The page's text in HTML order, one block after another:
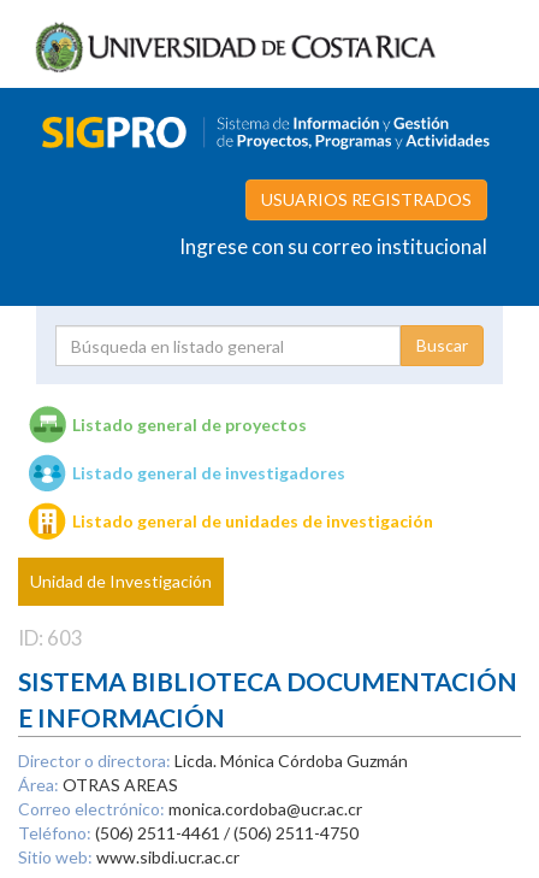
USUARIOS REGISTRADOS
Ingrese con su correo institucional
Unidades de investigación
Listado general de proyectos
Listado general de investigadores
Listado general de unidades de investigación
Unidad de Investigación
ID: 603
SISTEMA BIBLIOTECA DOCUMENTACIÓN
E INFORMACIÓN
Director o directora: Licda. Mónica Córdoba Guzmán
Área: OTRAS AREAS
Correo electrónico: monica.cordoba@ucr.ac.cr
Teléfono: (506) 2511-4461 / (506) 2511-4750
Sitio web: www.sibdi.ucr.ac.cr